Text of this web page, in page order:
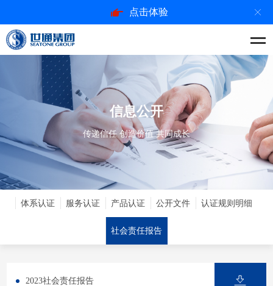
点击体验
信息公开
传递信任 创造价值 共同成长
体系认证 服务认证 产品认证 公开文件 认证规则明细
社会责任报告
2023社会责任报告